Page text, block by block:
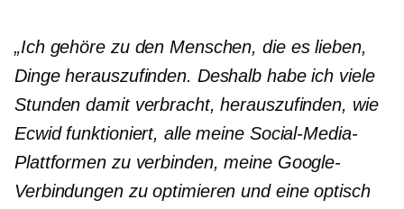
„Ich gehöre zu den Menschen, die es lieben,
Dinge herauszufinden. Deshalb habe ich viele
Stunden damit verbracht, herauszufinden, wie
Ecwid funktioniert, alle meine Social-Media-
Plattformen zu verbinden, meine Google-
Verbindungen zu optimieren und eine optisch